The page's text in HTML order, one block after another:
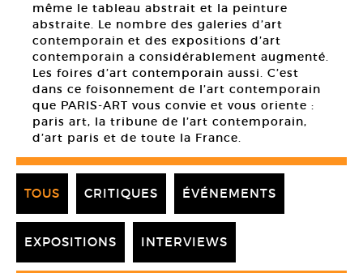
même le tableau abstrait et la peinture
abstraite. Le nombre des galeries d’art
contemporain et des expositions d’art
contemporain a considérablement augmenté.
Les foires d’art contemporain aussi. C’est
dans ce foisonnement de l’art contemporain
que PARIS-ART vous convie et vous oriente :
paris art, la tribune de l’art contemporain,
d’art paris et de toute la France.
TOUS CRITIQUES ÉVÉNEMENTS
EXPOSITIONS INTERVIEWS